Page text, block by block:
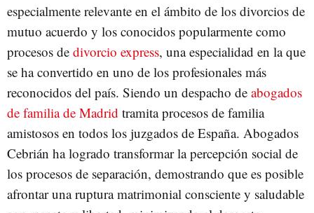
especialmente relevante en el ámbito de los divorcios de
mutuo acuerdo y los conocidos popularmente como
procesos de divorcio express, una especialidad en la que
se ha convertido en uno de los profesionales más
reconocidos del país. Siendo un despacho de abogados
de familia de Madrid tramita procesos de familia
amistosos en todos los juzgados de España. Abogados
Cebrián ha logrado transformar la percepción social de
los procesos de separación, demostrando que es posible
afrontar una ruptura matrimonial consciente y saludable